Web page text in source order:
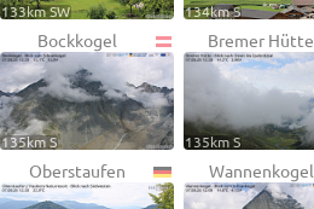
133km SW 134km S
Bockkogel
135km S
Bremer Hütte
135km S
Oberstaufen Wannenkogel